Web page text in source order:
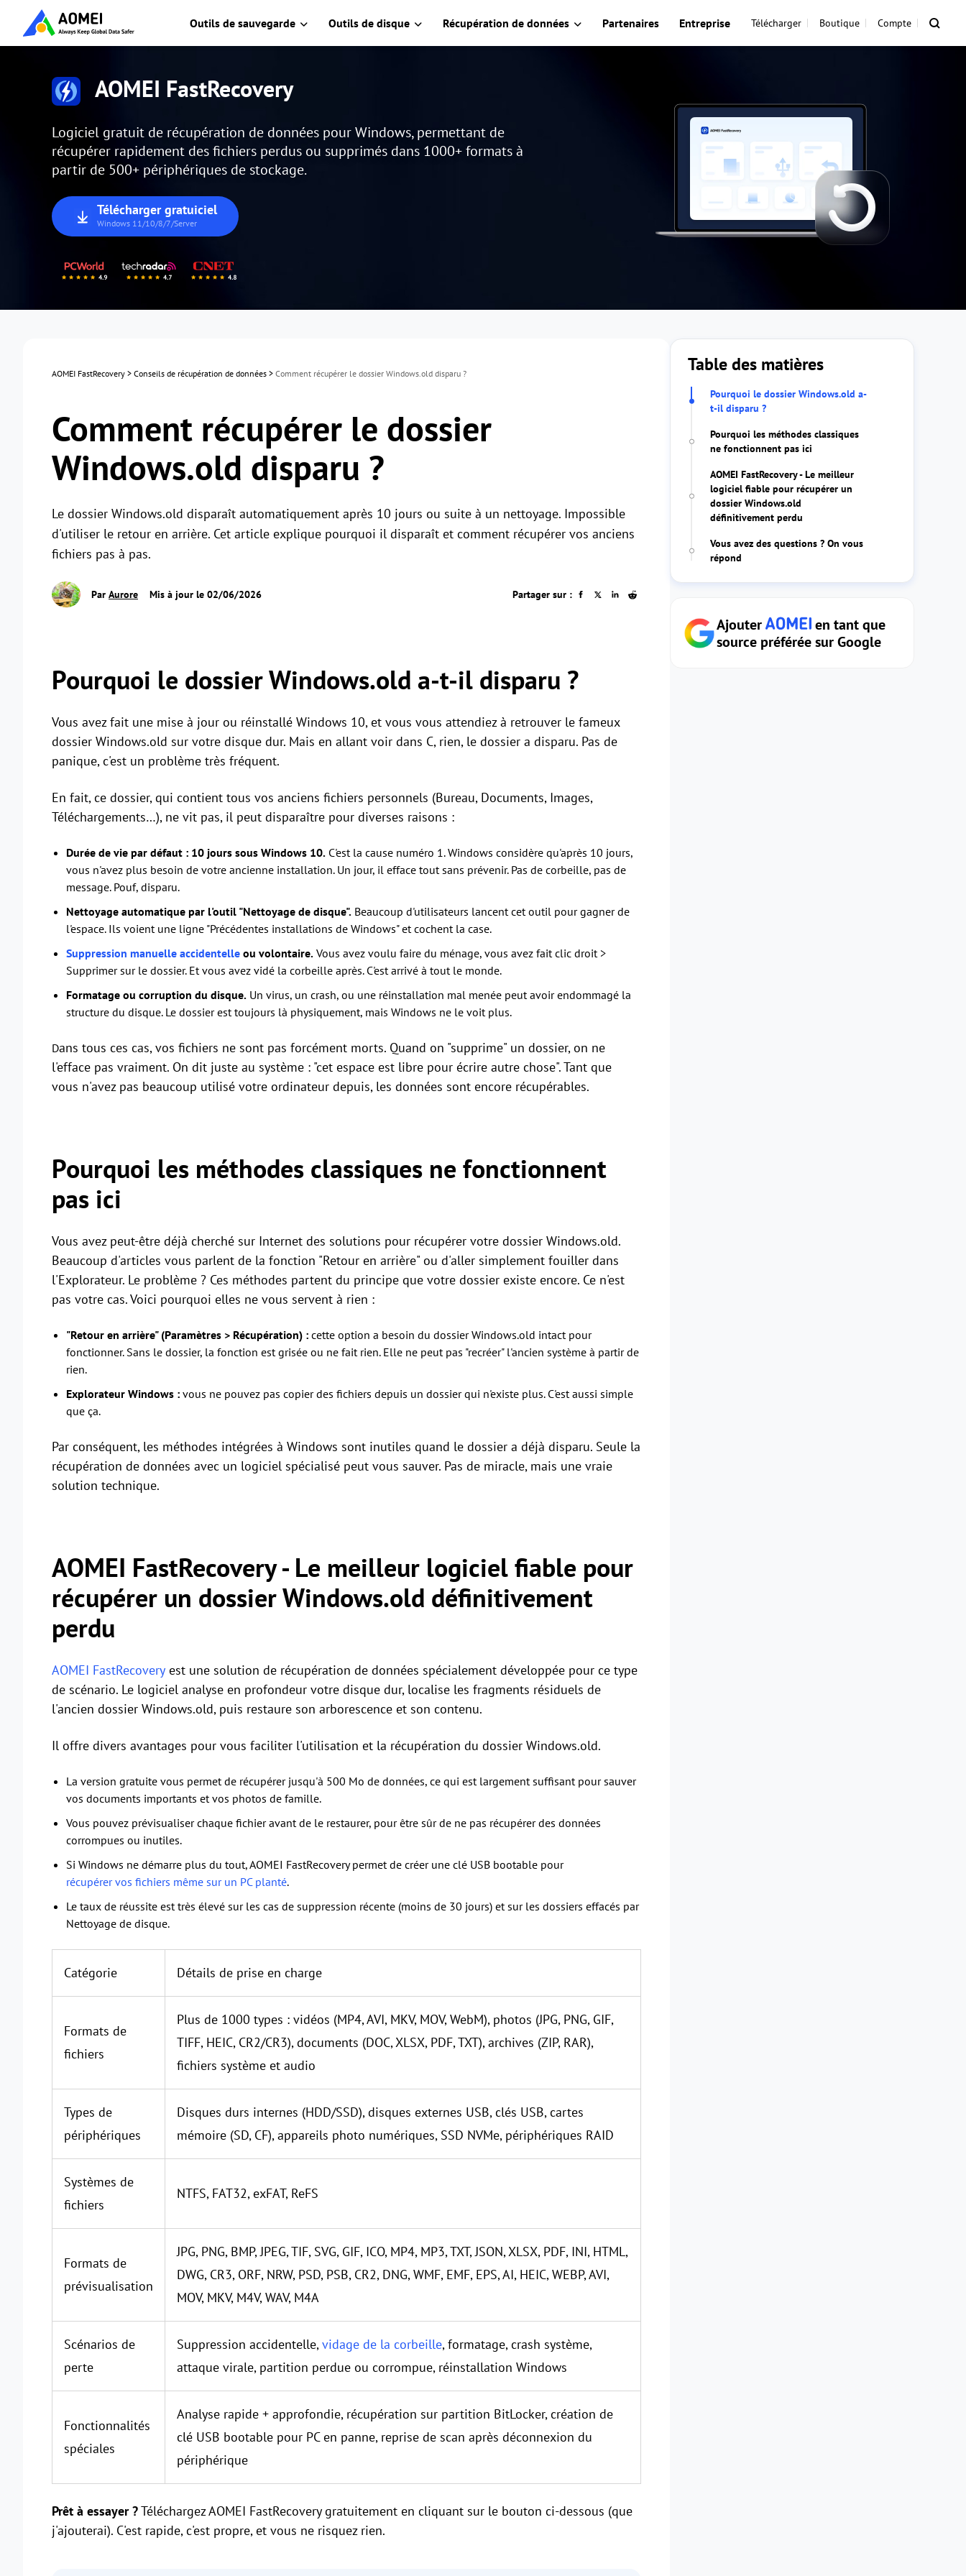
Outils de sauvegarde Outils de disque Récupération de données Partenaires Entreprise Télécharger Boutique Compte
AOMEI FastRecovery
Logiciel gratuit de récupération de données pour Windows, permettant de
récupérer rapidement des fichiers perdus ou supprimés dans 1000+ formats à
partir de 500+ périphériques de stockage.
Télécharger gratuiciel
Windows 11/10/8/7/Server
AOMEI FastRecovery > Conseils de récupération de données > Comment récupérer le dossier Windows.old disparu ?
Comment récupérer le dossier
Windows.old disparu ?
Le dossier Windows.old disparaît automatiquement après 10 jours ou suite à un nettoyage. Impossible
d'utiliser le retour en arrière. Cet article explique pourquoi il disparaît et comment récupérer vos anciens
fichiers pas à pas.
Par Aurore Mis à jour le 02/06/2026 Partager sur :
Pourquoi le dossier Windows.old a-t-il disparu ?
Vous avez fait une mise à jour ou réinstallé Windows 10, et vous vous attendiez à retrouver le fameux
dossier Windows.old sur votre disque dur. Mais en allant voir dans C, rien, le dossier a disparu. Pas de
panique, c'est un problème très fréquent.
En fait, ce dossier, qui contient tous vos anciens fichiers personnels (Bureau, Documents, Images,
Téléchargements…), ne vit pas, il peut disparaître pour diverses raisons :
Durée de vie par défaut : 10 jours sous Windows 10. C'est la cause numéro 1. Windows considère qu'après 10 jours,
vous n'avez plus besoin de votre ancienne installation. Un jour, il efface tout sans prévenir. Pas de corbeille, pas de
message. Pouf, disparu.
Nettoyage automatique par l'outil "Nettoyage de disque". Beaucoup d'utilisateurs lancent cet outil pour gagner de
l'espace. Ils voient une ligne "Précédentes installations de Windows" et cochent la case.
Suppression manuelle accidentelle ou volontaire. Vous avez voulu faire du ménage, vous avez fait clic droit >
Supprimer sur le dossier. Et vous avez vidé la corbeille après. C'est arrivé à tout le monde.
Formatage ou corruption du disque. Un virus, un crash, ou une réinstallation mal menée peut avoir endommagé la
structure du disque. Le dossier est toujours là physiquement, mais Windows ne le voit plus.
Dans tous ces cas, vos fichiers ne sont pas forcément morts. Quand on "supprime" un dossier, on ne
l'efface pas vraiment. On dit juste au système : "cet espace est libre pour écrire autre chose". Tant que
vous n'avez pas beaucoup utilisé votre ordinateur depuis, les données sont encore récupérables.
Pourquoi les méthodes classiques ne fonctionnent
pas ici
Vous avez peut-être déjà cherché sur Internet des solutions pour récupérer votre dossier Windows.old.
Beaucoup d'articles vous parlent de la fonction "Retour en arrière" ou d'aller simplement fouiller dans
l'Explorateur. Le problème ? Ces méthodes partent du principe que votre dossier existe encore. Ce n'est
pas votre cas. Voici pourquoi elles ne vous servent à rien :
"Retour en arrière" (Paramètres > Récupération) : cette option a besoin du dossier Windows.old intact pour
fonctionner. Sans le dossier, la fonction est grisée ou ne fait rien. Elle ne peut pas "recréer" l'ancien système à partir de
rien.
Explorateur Windows : vous ne pouvez pas copier des fichiers depuis un dossier qui n'existe plus. C'est aussi simple
que ça.
Par conséquent, les méthodes intégrées à Windows sont inutiles quand le dossier a déjà disparu. Seule la
récupération de données avec un logiciel spécialisé peut vous sauver. Pas de miracle, mais une vraie
solution technique.
AOMEI FastRecovery - Le meilleur logiciel fiable pour
récupérer un dossier Windows.old définitivement
perdu
AOMEI FastRecovery est une solution de récupération de données spécialement développée pour ce type
de scénario. Le logiciel analyse en profondeur votre disque dur, localise les fragments résiduels de
l'ancien dossier Windows.old, puis restaure son arborescence et son contenu.
Il offre divers avantages pour vous faciliter l'utilisation et la récupération du dossier Windows.old.
La version gratuite vous permet de récupérer jusqu'à 500 Mo de données, ce qui est largement suffisant pour sauver
vos documents importants et vos photos de famille.
Vous pouvez prévisualiser chaque fichier avant de le restaurer, pour être sûr de ne pas récupérer des données
corrompues ou inutiles.
Si Windows ne démarre plus du tout, AOMEI FastRecovery permet de créer une clé USB bootable pour
récupérer vos fichiers même sur un PC planté.
Le taux de réussite est très élevé sur les cas de suppression récente (moins de 30 jours) et sur les dossiers effacés par
Nettoyage de disque.
Catégorie Détails de prise en charge
Formats de
fichiers
Plus de 1000 types : vidéos (MP4, AVI, MKV, MOV, WebM), photos (JPG, PNG, GIF,
TIFF, HEIC, CR2/CR3), documents (DOC, XLSX, PDF, TXT), archives (ZIP, RAR),
fichiers système et audio
Types de
périphériques
Disques durs internes (HDD/SSD), disques externes USB, clés USB, cartes
mémoire (SD, CF), appareils photo numériques, SSD NVMe, périphériques RAID
Systèmes de
fichiers
NTFS, FAT32, exFAT, ReFS
Formats de
prévisualisation
JPG, PNG, BMP, JPEG, TIF, SVG, GIF, ICO, MP4, MP3, TXT, JSON, XLSX, PDF, INI, HTML,
DWG, CR3, ORF, NRW, PSD, PSB, CR2, DNG, WMF, EMF, EPS, AI, HEIC, WEBP, AVI,
MOV, MKV, M4V, WAV, M4A
Scénarios de
perte
Suppression accidentelle,vidage de la corbeille, formatage, crash système,
attaque virale, partition perdue ou corrompue, réinstallation Windows
Fonctionnalités
spéciales
Analyse rapide + approfondie, récupération sur partition BitLocker, création de
clé USB bootable pour PC en panne, reprise de scan après déconnexion du
périphérique
Prêt à essayer ?Téléchargez AOMEI FastRecovery gratuitement en cliquant sur le bouton ci-dessous (que
j'ajouterai). C'est rapide, c'est propre, et vous ne risquez rien.
Table des matières
Pourquoi le dossier Windows.old a-
t-il disparu ?
Pourquoi les méthodes classiques
ne fonctionnent pas ici
AOMEI FastRecovery - Le meilleur
logiciel fiable pour récupérer un
dossier Windows.old
définitivement perdu
Vous avez des questions ? On vous
répond
Ajouter
en tant que
source préférée sur Google